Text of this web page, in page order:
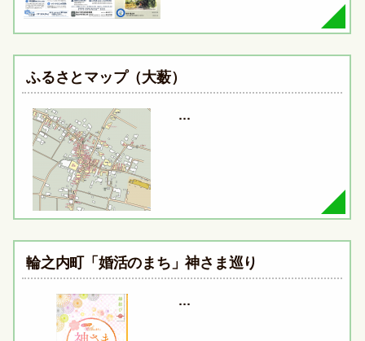
ふるさとマップ（大薮）
…
輪之内町「婚活のまち」神さま巡り
…